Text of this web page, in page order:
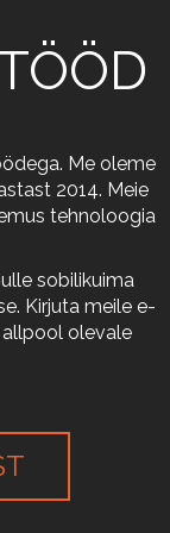
Me oleme
2014. Meie
tehnoloogia
sobilikuima
Kirjuta meile e-
olevale